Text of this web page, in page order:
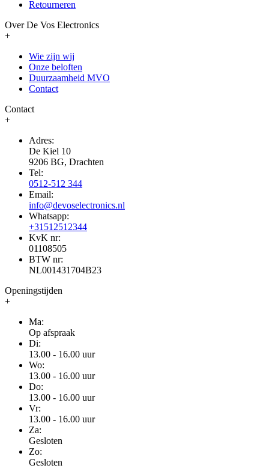
Retourneren
Over De Vos Electronics
+
Wie zijn wij
Onze beloften
Duurzaamheid MVO
Contact
Contact
+
Adres:
De Kiel 10
9206 BG, Drachten
Tel:
0512-512 344
Email:
info@devoselectronics.nl
Whatsapp:
+31512512344
KvK nr:
01108505
BTW nr:
NL001431704B23
Openingstijden
+
Ma:
Op afspraak
Di:
13.00 - 16.00 uur
Wo:
13.00 - 16.00 uur
Do:
13.00 - 16.00 uur
Vr:
13.00 - 16.00 uur
Za:
Gesloten
Zo:
Gesloten